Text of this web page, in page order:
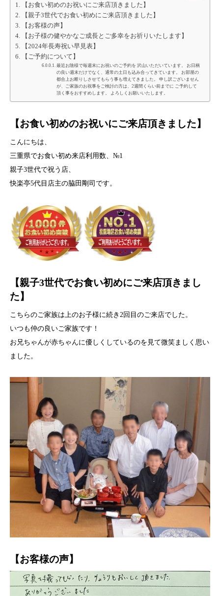
【お食い初めのお祝いにご来店頂きました】
【親子3世代でお食い初めにご来店頂きました】
【お客様の声】
【お子様の健やかなご成長とご多幸をお祈りいたします】
【2024年長寿祝い早見表】
【ご予約について】
最近お陰様で毎週末にお祝いのご予約を 沢山いただいています。 お日柄
の良い週末だけでなく、通常の土日も込み合ってきています。 お部屋の
都合上お断りしさせてもらう事も増えてきました。 申し訳ございません
が、ご家族のお祝事をご検討の方は、2週間くらい前までに ご予約して
頂く事をおすすめします。 よろしくお願いいたします。
【お食い初めのお祝いにご来店頂きました】
こんにちは、
三重県でお食い初め来店利用数、№1
親子3世代で祝う店、
快楽亭5代目店主の脇田剛司です。
【親子3世代でお食い初めにご来店頂きまし
た】
こちらのご家族は上のお子様に続き2回目のご来店でした。
いつも仲の良いご家族です！
お兄ちゃんが赤ちゃんに優しくしているのを見て微笑ましく思い
ました。
【お客様の声】